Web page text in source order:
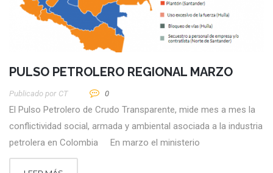
PULSO PETROLERO REGIONAL MARZO
Publicado por CT 0
El Pulso Petrolero de Crudo Transparente, mide mes a mes la
conflictividad social, armada y ambiental asociada a la industria
petrolera en Colombia En marzo el ministerio